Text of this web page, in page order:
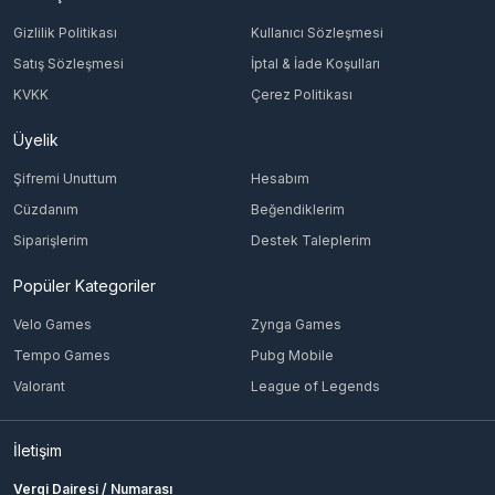
Gizlilik Politikası
Kullanıcı Sözleşmesi
Satış Sözleşmesi
İptal & İade Koşulları
KVKK
Çerez Politikası
Üyelik
Şifremi Unuttum
Hesabım
Cüzdanım
Beğendiklerim
Siparişlerim
Destek Taleplerim
Popüler Kategoriler
Velo Games
Zynga Games
Tempo Games
Pubg Mobile
Valorant
League of Legends
İletişim
Vergi Dairesi / Numarası